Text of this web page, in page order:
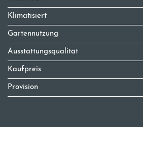
Klimatisiert
Gartennutzung
Ausstattungsqualität
Kaufpreis
Provision